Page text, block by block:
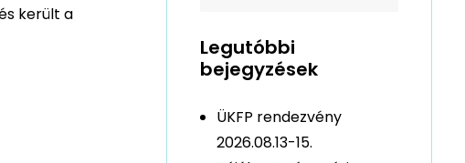
került a
Legutóbbi
bejegyzések
ÜKFP rendezvény
2026.08.13-15.